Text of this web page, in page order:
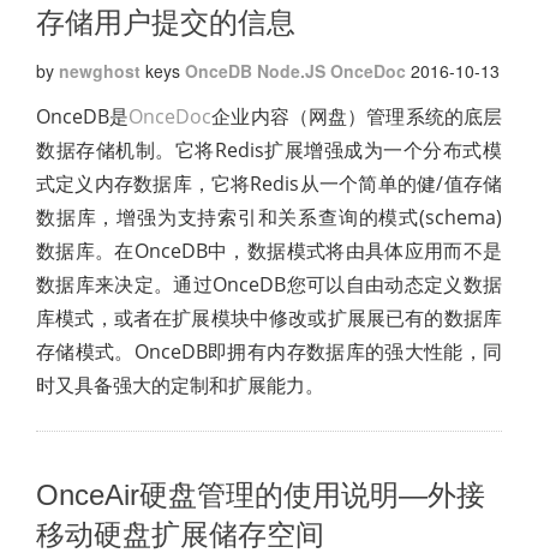
存储用户提交的信息
by newghost keys OnceDB Node.JS OnceDoc 2016-10-13
OnceDB是OnceDoc企业内容（网盘）管理系统的底层
数据存储机制。它将Redis扩展增强成为一个分布式模
式定义内存数据库，它将Redis从一个简单的健/值存储
数据库，增强为支持索引和关系查询的模式(schema)
数据库。在OnceDB中，数据模式将由具体应用而不是
数据库来决定。通过OnceDB您可以自由动态定义数据
库模式，或者在扩展模块中修改或扩展展已有的数据库
存储模式。OnceDB即拥有内存数据库的强大性能，同
时又具备强大的定制和扩展能力。
OnceAir硬盘管理的使用说明—外接
移动硬盘扩展储存空间